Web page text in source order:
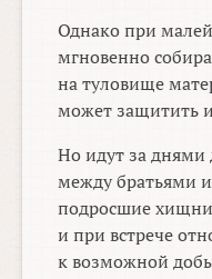
Однако при
мгновенно
на туловище
может защитить
Но идут за днями
между братьями и
подросшие
и при встрече
к возможной